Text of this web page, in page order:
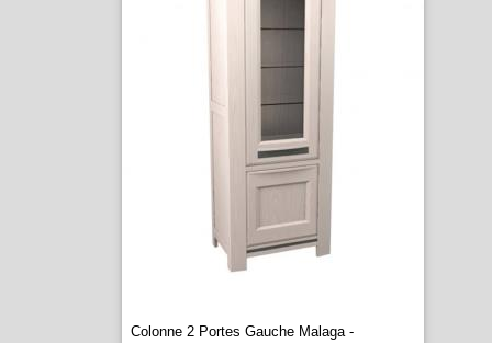
Colonne 2 Portes Gauche Malaga -